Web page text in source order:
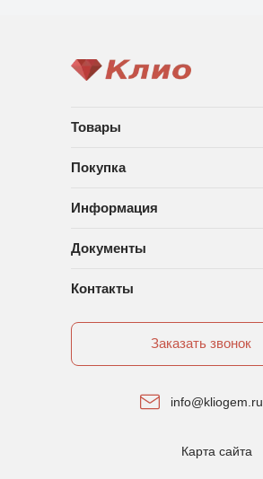
Товары
Покупка
Информация
Документы
Контакты
Заказать звонок
info@kliogem.ru
Карта сайта